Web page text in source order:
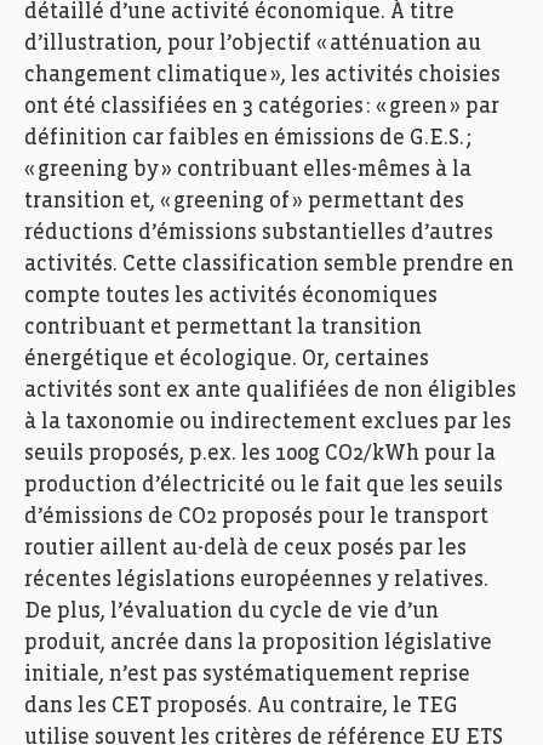
détaillé d’une activité économique. À titre
d’illustration, pour l’objectif « atténuation au
changement climatique », les activités choisies
ont été classifiées en 3 catégories : « green » par
définition car faibles en émissions de G.E.S. ;
« greening by » contribuant elles-mêmes à la
transition et, « greening of » permettant des
réductions d’émissions substantielles d’autres
activités. Cette classification semble prendre en
compte toutes les activités économiques
contribuant et permettant la transition
énergétique et écologique. Or, certaines
activités sont ex ante qualifiées de non éligibles
à la taxonomie ou indirectement exclues par les
seuils proposés, p.ex. les 100g CO2/kWh pour la
production d’électricité ou le fait que les seuils
d’émissions de CO2 proposés pour le transport
routier aillent au-delà de ceux posés par les
récentes législations européennes y relatives.
De plus, l’évaluation du cycle de vie d’un
produit, ancrée dans la proposition législative
initiale, n’est pas systématiquement reprise
dans les CET proposés. Au contraire, le TEG
utilise souvent les critères de référence EU ETS